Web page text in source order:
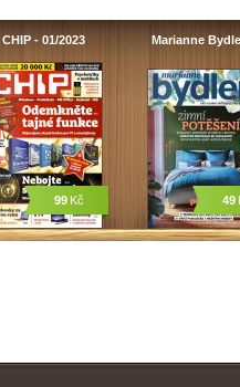
CHIP - 01/2023
99 Kč
Marianne
49